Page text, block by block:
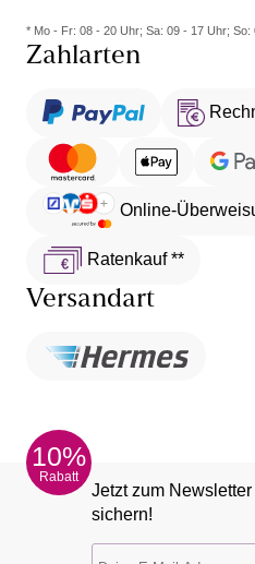
* Mo - Fr: 08 - 20 Uhr; Sa: 09 - 17 Uhr; So:
Zahlarten
Online-
Ratenkauf **
Versandart
10%
Rabatt
Jetzt zum
sichern!